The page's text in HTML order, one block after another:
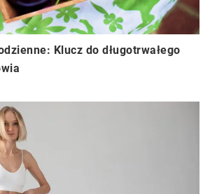
Klucz do długotrwałego